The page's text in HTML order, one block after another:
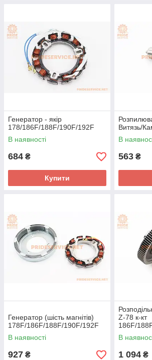
Генератор - якір
178/186F/188F/190F/192F
В наявності
684 ₴
Купити
Витязь/
В
563 ₴
Генератор (шість магнітів)
178F/186F/188F/190F/192F
В наявності
927 ₴
Z-78 к-кт
186F/
В
1 094 ₴